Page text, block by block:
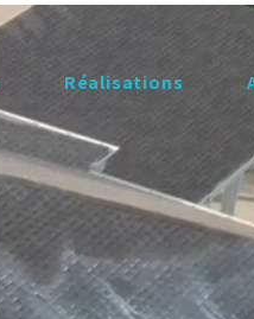
Réalisations